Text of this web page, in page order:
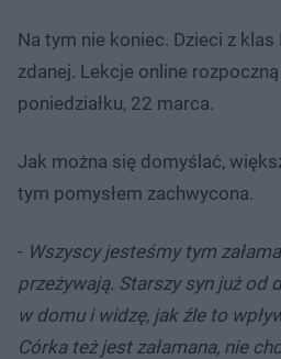
Na tym nie koniec. Dzieci z
zdanej. Lekcje online
poniedziałku, 22 marca.
Jak można się domyślać,
tym pomysłem zachwycona.
- Wszyscy jesteśmy tym
przeżywają. Starszy syn już od
w domu i widzę, jak źle to
Córka też jest załamana, nie